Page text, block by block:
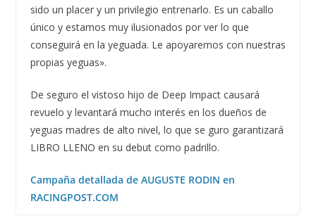
sido un placer y un privilegio entrenarlo. Es un caballo
único y estamos muy ilusionados por ver lo que
conseguirá en la yeguada. Le apoyaremos con nuestras
propias yeguas».
De seguro el vistoso hijo de Deep Impact causará
revuelo y levantará mucho interés en los dueños de
yeguas madres de alto nivel, lo que se guro garantizará
LIBRO LLENO en su debut como padrillo.
Campaña detallada de AUGUSTE RODIN en
RACINGPOST.COM